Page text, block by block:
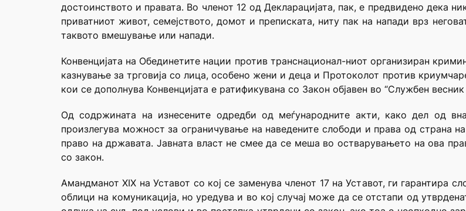
достоинството и правата. Во членот 12 од Декларацијата, пак, е предвидено дека
приватниот живот, семејството, домот и преписката, ниту пак на напади врз
таквото вмешување или напади.
Конвенцијата на Обединетите нации против транснационал-ниот организиран
казнување за трговија со лица, особено жени и деца и Протоколот против
кои се дополнува Конвенцијата е ратификувана со Закон објавен во “Службен
Од содржината на изнесените одредби од меѓународните акти, како дел од
произлегува можност за ограничување на наведените слободи и права од страна
право на државата. Јавната власт не смее да се меша во остварувањето на ова
со закон.
Амандманот XIX на Уставот со кој се заменува членот 17 на Уставот, ги гарантира
облици на комуникација, но уредува и во кој случај може да се отстапи од